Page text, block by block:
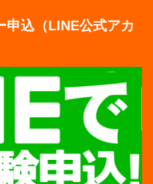
申込（LINE公式アカ